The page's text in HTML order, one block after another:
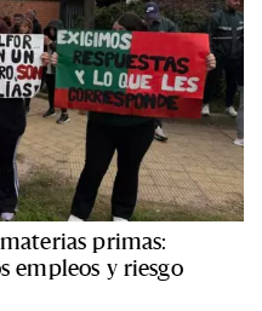
primas:
empleos y riesgo